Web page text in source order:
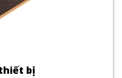
bị